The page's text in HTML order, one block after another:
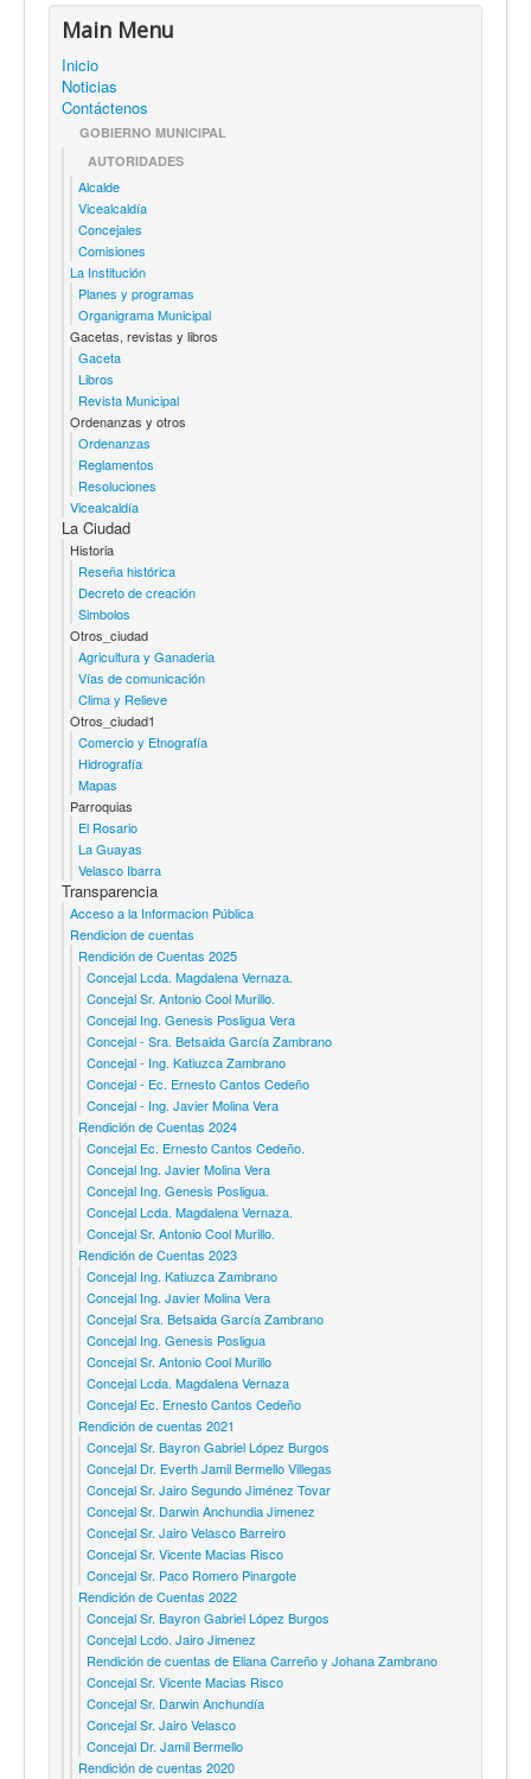
Main Menu
Inicio
Noticias
Contáctenos
GOBIERNO MUNICIPAL
AUTORIDADES
Alcalde
Vicealcaldía
Concejales
Comisiones
La Institución
Planes y programas
Organigrama Municipal
Gacetas, revistas y libros
Gaceta
Libros
Revista Municipal
Ordenanzas y otros
Ordenanzas
Reglamentos
Resoluciones
Vicealcaldía
La Ciudad
Historia
Reseña histórica
Decreto de creación
Simbolos
Otros_ciudad
Agricultura y Ganaderia
Vías de comunicación
Clima y Relieve
Otros_ciudad1
Comercio y Etnografía
Hidrografía
Mapas
Parroquias
El Rosario
La Guayas
Velasco Ibarra
Transparencia
Acceso a la Informacion Pública
Rendicion de cuentas
Rendición de Cuentas 2025
Concejal Lcda. Magdalena Vernaza.
Concejal Sr. Antonio Cool Murillo.
Concejal Ing. Genesis Posligua Vera
Concejal - Sra. Betsaida García Zambrano
Concejal - Ing. Katiuzca Zambrano
Concejal - Ec. Ernesto Cantos Cedeño
Concejal - Ing. Javier Molina Vera
Rendición de Cuentas 2024
Concejal Ec. Ernesto Cantos Cedeño.
Concejal Ing. Javier Molina Vera
Concejal Ing. Genesis Posligua.
Concejal Lcda. Magdalena Vernaza.
Concejal Sr. Antonio Cool Murillo.
Rendición de Cuentas 2023
Concejal Ing. Katiuzca Zambrano
Concejal Ing. Javier Molina Vera
Concejal Sra. Betsaida García Zambrano
Concejal Ing. Genesis Posligua
Concejal Sr. Antonio Cool Murillo
Concejal Lcda. Magdalena Vernaza
Concejal Ec. Ernesto Cantos Cedeño
Rendición de cuentas 2021
Concejal Sr. Bayron Gabriel López Burgos
Concejal Dr. Everth Jamil Bermello Villegas
Concejal Sr. Jairo Segundo Jiménez Tovar
Concejal Sr. Darwin Anchundia Jimenez
Concejal Sr. Jairo Velasco Barreiro
Concejal Sr. Vicente Macias Risco
Concejal Sr. Paco Romero Pinargote
Rendición de Cuentas 2022
Concejal Sr. Bayron Gabriel López Burgos
Concejal Lcdo. Jairo Jimenez
Rendición de cuentas de Eliana Carreño y Johana Zambrano
Concejal Sr. Vicente Macias Risco
Concejal Sr. Darwin Anchundía
Concejal Sr. Jairo Velasco
Concejal Dr. Jamil Bermello
Rendición de cuentas 2020